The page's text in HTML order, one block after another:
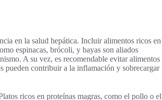
en la salud hepática. Incluir alimentos ricos en
espinacas, brócoli, y bayas son aliados
A su vez, es recomendable evitar alimentos
pueden contribuir a la inflamación y sobrecargar
ricos en proteínas magras, como el pollo o el